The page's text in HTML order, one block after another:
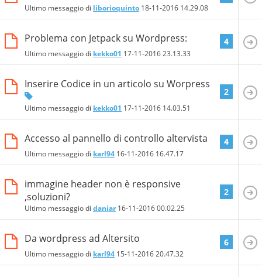
Ultimo messaggio di liborioquinto 18-11-2016 14.29.08
Problema con Jetpack su Wordpress:
Ultimo messaggio di kekko01 17-11-201623.13.33
4
Inserire Codice in un articolo su Worpress
Ultimo messaggio di kekko01 17-11-2016 14.03.51
2
Accesso al pannello di controllo altervista
Ultimo messaggio di karl94 16-11-2016 16.47.17
4
immagine header non è responsive
,soluzioni?
Ultimo messaggio di daniar16-11-201600.02.25
2
Da wordpress ad Altersito
Ultimo messaggio di karl94 15-11-201620.47.32
6